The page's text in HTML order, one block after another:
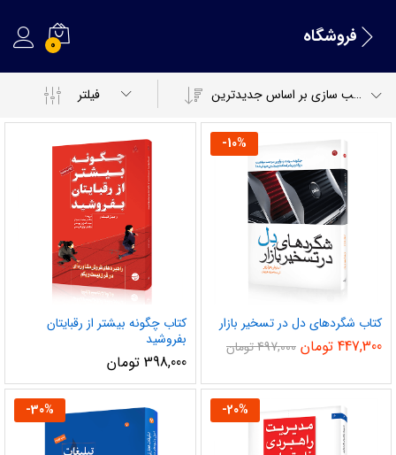
فروشگاه 0
فیلتر مرتب سازی بر اساس جدیدترین
-10%
کتاب شگردهای دل در تسخیر بازار
447,300 تومان 497,000تومان
کتاب چگونه بیشتر از رقبایتان
بفروشید
398,000 تومان
-20%
-30%